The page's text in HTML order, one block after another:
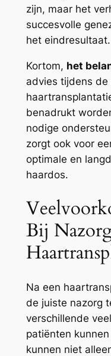
zijn, maar het
succesvolle
het eindresultaat.
Kortom, het
advies tijdens de
benadrukt
nodige
zorgt ook voor
optimale en
haardos.
Bij
Na een
de juiste nazorg
verschillende
patiënten
kunnen niet